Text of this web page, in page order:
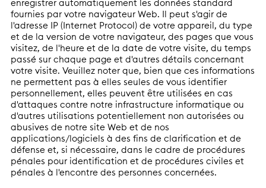
enregistrer automatiquement les données standard
fournies par votre navigateur Web. Il peut s'agir de
l'adresse IP (Internet Protocol) de votre appareil, du type
et de la version de votre navigateur, des pages que vous
visitez, de l'heure et de la date de votre visite, du temps
passé sur chaque page et d'autres détails concernant
votre visite. Veuillez noter que, bien que ces informations
ne permettent pas à elles seules de vous identifier
personnellement, elles peuvent être utilisées en cas
d'attaques contre notre infrastructure informatique ou
d'autres utilisations potentiellement non autorisées ou
abusives de notre site Web et de nos
applications/logiciels à des fins de clarification et de
défense et, si nécessaire, dans le cadre de procédures
pénales pour identification et de procédures civiles et
pénales à l'encontre des personnes concernées.